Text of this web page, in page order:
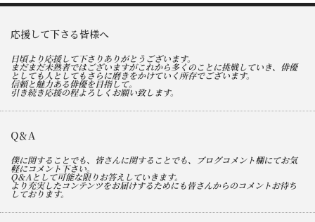
応援して下さる皆様へ
日頃より応援して下さりありがとうございます。
まだまだ未熟者ではございますがこれから多くのことに挑戦していき、俳優
としても人としてもさらに磨きをかけていく所存でございます。
信頼と魅力ある俳優を目指して。
引き続き応援の程よろしくお願い致します。
Q＆A
僕に関することでも、皆さんに関することでも、ブログコメント欄にてお気
軽にコメント下さい。
Q＆Aとして可能な限りお答えしていきます。
より充実したコンテンツをお届けするためにも皆さんからのコメントお待ち
しております。